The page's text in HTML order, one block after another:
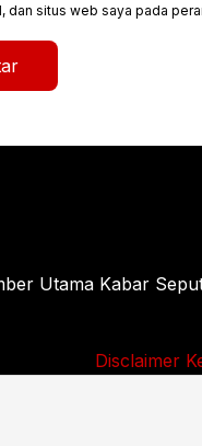
dan situs web saya pada
Utama Kabar
Disclaimer